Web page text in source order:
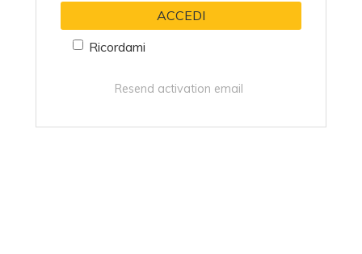
ACCEDI
Ricordami
Resend activation email